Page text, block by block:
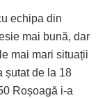
echipa din
mai bună, dar
mai mari situații
șutat de la 18
Roșoagă i-a